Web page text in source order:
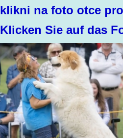
klikni na foto otce
Klicken Sie auf das